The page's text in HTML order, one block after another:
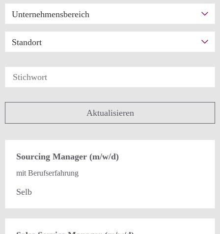
Unternehmensbereich
Standort
Aktualisieren
Sourcing Manager (m/w/d)
mit Berufserfahrung
Selb